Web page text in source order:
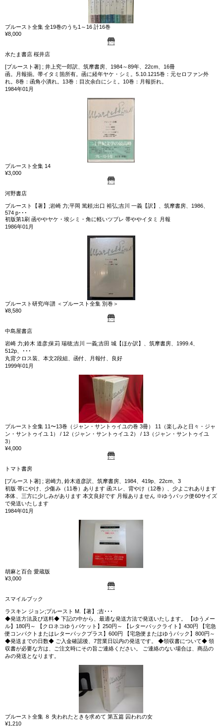
プルースト全集 全19巻のうち1～16 計16巻
¥8,000
水たま書店 桜井店
[プルースト著] ; 井上究一郎訳、筑摩書房、1984～89年、22cm、16冊
函。月報揃。帯イタミ箇所有。函に経年ヤケ・シミ。5.10.1215巻：元セロファン外
れ。8巻：函角小潰れ。13巻：目次余白にシミ。10巻：月報折れ。
1984年01月
プルースト全集 14
¥3,000
河野書店
プルースト【著】;岩崎 力;平岡 篤頼;出口 裕弘;吉川 一義【訳】、筑摩書房、1986、
574 p･･･
初版第1刷 函ややヤケ・埃シミ・角に軽いツブレ 帯ややイタミ 月報
1986年01月
プルースト研究/年譜 ＜プルースト全集 別巻＞
¥8,580
中島屋書店
岩崎 力;鈴木 道彦;保苅 瑞穂;吉川 一義;吉田 城【ほか訳】、筑摩書房、1999.4、
512p、･･･
丸背クロス装、本文2段組、函付、月報付、良好
1999年01月
プルースト全集 11〜13巻（ジャン・サントゥイユの巻 3冊） 11（楽しみと日々・ジャ
ン・サントゥイユ 1） / 12（ジャン・サントゥイユ 2） / 13（ジャン・サントゥイユ
3）
¥4,000
トマト書房
[プルースト著] ; 岩崎力, 鈴木道彦訳、筑摩書房、1984、419p、22cm、3
初版 帯にやけ、少傷み（11巻）あります 函スレ、背やけ（12巻）、少よごれあります
本体、三方に少しみがあります 本文良好です 月報ありません ※ゆうパック便60サイズ
で発送いたします
1984年01月
胡麻と百合 愛蔵版
¥3,000
スマイルブック
ラスキン ジョン;プルースト M.【著】;吉･･･
◆発送方法及び送料◆ 下記の中から、最適な発送方法で発送いたします。 【ゆうメー
ル】180円～ 【クロネコゆうパケット】250円～ 【レターパックライト】430円 【宅急
便コンパクトまたはレターパックプラス】600円 【宅急便またはゆうパック】800円～
◆発送までの日数◆ ご入金確認後、7営業日以内の発送です。 ◆領収書について◆ 領
収書が必要な方は、ご注文時にその旨ご連絡ください。 ご連絡のない場合は、商品の
みの発送となります。
プルースト全集 ８ 失われたときを求めて 第五篇 囚われの女
¥1,210